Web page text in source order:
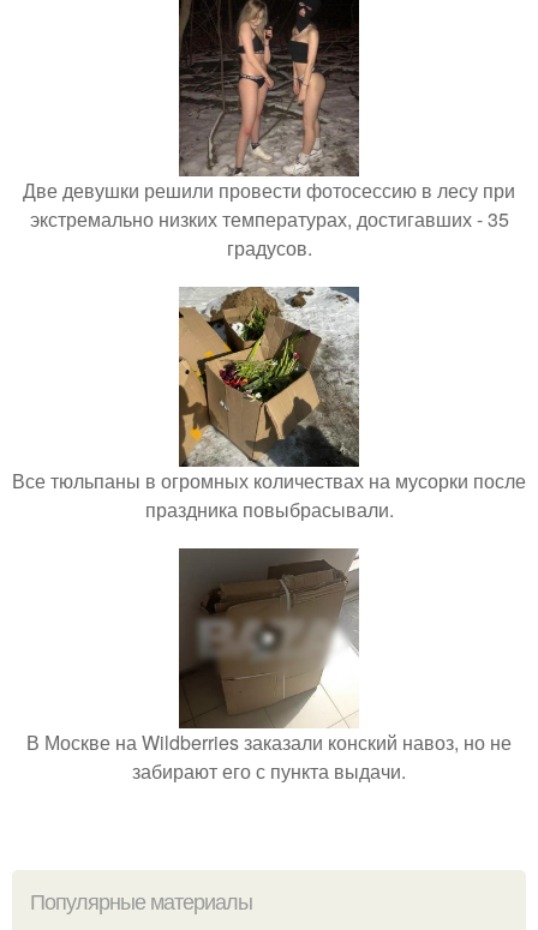
Две девушки решили провести фотосессию в лесу при
экстремально низких температурах, достигавших - 35
градусов.
Все тюльпаны в огромных количествах на мусорки после
праздника повыбрасывали.
В Москве на Wildberries заказали конский навоз, но не
забирают его с пункта выдачи.
Популярные материалы